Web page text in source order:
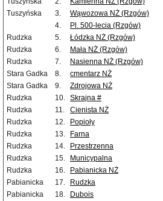
Tuszyńska
3. Wąwozowa NŻ (Rzgów)
4.
Pl. 500-lecia (Rzgów)
Rudzka
5. Łódzka NŻ (Rzgów)
Rudzka
6. Mała NŻ (Rzgów)
Rudzka
7. Nasienna NŻ (Rzgów)
Stara Gadka
8. cmentarz NŻ
Stara Gadka
9. Zdrojowa NŻ
Rudzka
10. Skrajna #
Rudzka
11. Cienista NŻ
Rudzka
12. Popioły
Rudzka
13. Farna
Rudzka
14. Przestrzenna
Rudzka
15. Municypalna
Rudzka
16. Pabianicka NŻ
Pabianicka
17. Rudzka
Pabianicka
18. Dubois